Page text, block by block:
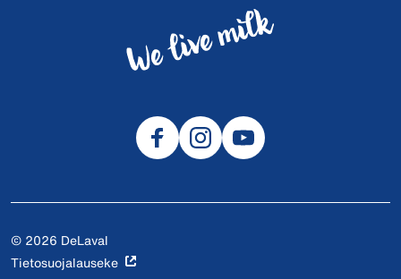
© 2026 DeLaval
Tietosuojalauseke